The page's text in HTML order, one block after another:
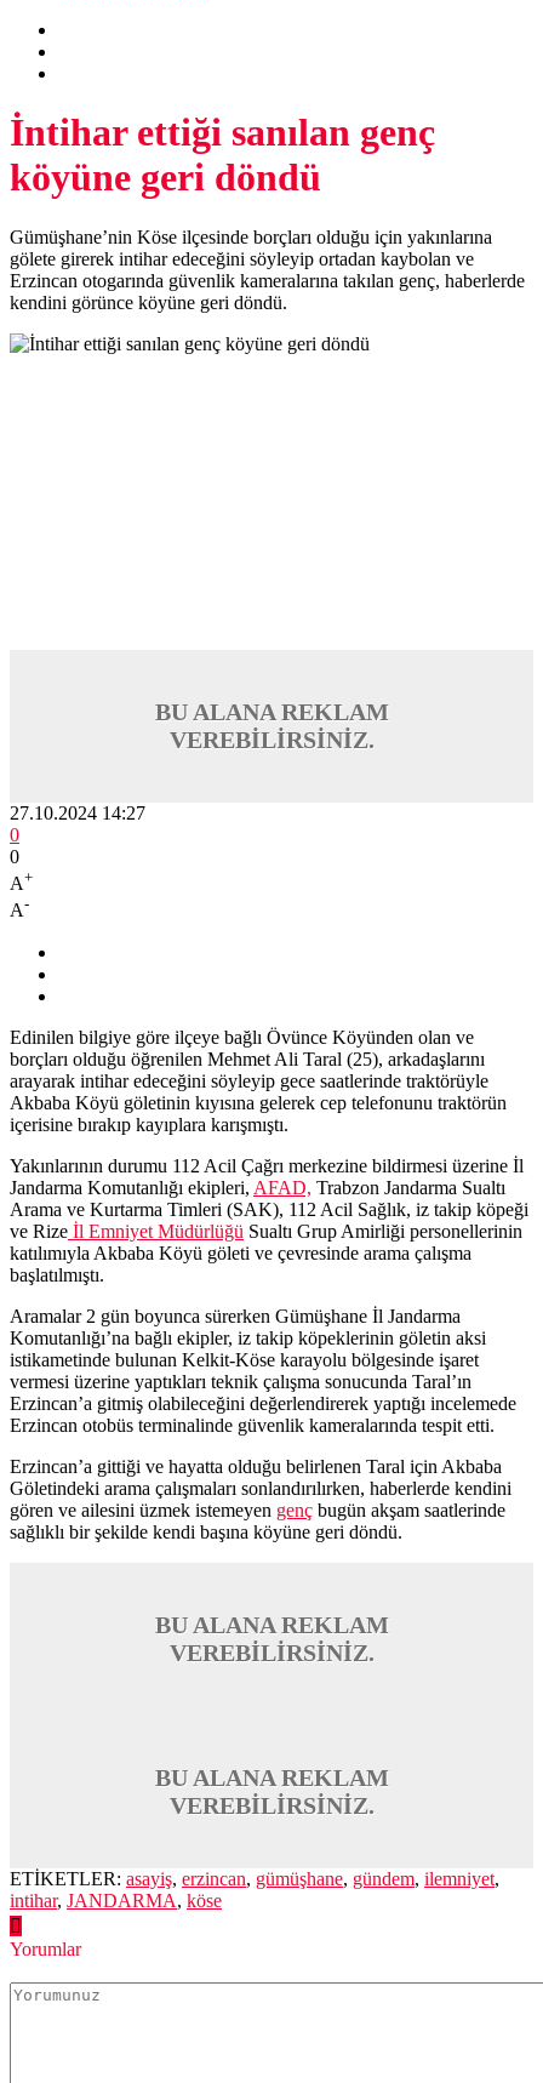
İntihar ettiği sanılan genç
köyüne geri döndü
Gümüşhane’nin Köse ilçesinde borçları olduğu için yakınlarına
gölete girerek intihar edeceğini söyleyip ortadan kaybolan ve
Erzincan otogarında güvenlik kameralarına takılan genç, haberlerde
kendini görünce köyüne geri döndü.
BU ALANA REKLAM
VEREBİLİRSİNİZ.
27.10.2024 14:27
0
0
A+
A-
Edinilen bilgiye göre ilçeye bağlı Övünce Köyünden olan ve
borçları olduğu öğrenilen Mehmet Ali Taral (25), arkadaşlarını
arayarak intihar edeceğini söyleyip gece saatlerinde traktörüyle
Akbaba Köyü göletinin kıyısına gelerek cep telefonunu traktörün
içerisine bırakıp kayıplara karışmıştı.
Yakınlarının durumu 112 Acil Çağrı merkezine bildirmesi üzerine İl
Jandarma Komutanlığı ekipleri, AFAD, Trabzon Jandarma Sualtı
Arama ve Kurtarma Timleri (SAK), 112 Acil Sağlık, iz takip köpeği
ve Rize İl Emniyet Müdürlüğü Sualtı Grup Amirliği personellerinin
katılımıyla Akbaba Köyü göleti ve çevresinde arama çalışma
başlatılmıştı.
Aramalar 2 gün boyunca sürerken Gümüşhane İl Jandarma
Komutanlığı’na bağlı ekipler, iz takip köpeklerinin göletin aksi
istikametinde bulunan Kelkit-Köse karayolu bölgesinde işaret
vermesi üzerine yaptıkları teknik çalışma sonucunda Taral’ın
Erzincan’a gitmiş olabileceğini değerlendirerek yaptığı incelemede
Erzincan otobüs terminalinde güvenlik kameralarında tespit etti.
Erzincan’a gittiği ve hayatta olduğu belirlenen Taral için Akbaba
Göletindeki arama çalışmaları sonlandırılırken, haberlerde kendini
gören ve ailesini üzmek istemeyen genç bugün akşam saatlerinde
sağlıklı bir şekilde kendi başına köyüne geri döndü.
BU ALANA REKLAM
VEREBİLİRSİNİZ.
BU ALANA REKLAM
VEREBİLİRSİNİZ.
ETİKETLER: asayiş, erzincan, gümüşhane, gündem, ilemniyet,
intihar, JANDARMA, köse
Yorumlar